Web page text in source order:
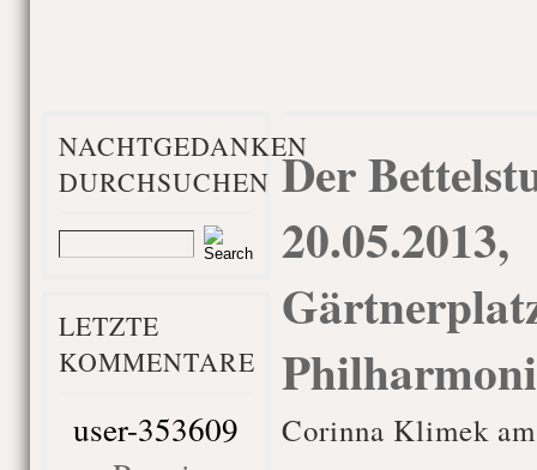
NACHTGEDANKEN
DURCHSUCHEN
LETZTE
KOMMENTARE
user-353609
Der
20.05.2013,
Corinna Klimek